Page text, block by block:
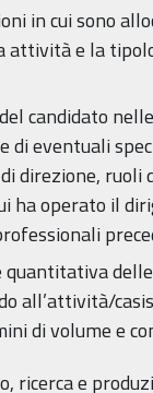
in cui sono
attività e la
candidato
di eventuali
direzione,
ha operato il
quantitativa
all’attività/
di volume e
ricerca e